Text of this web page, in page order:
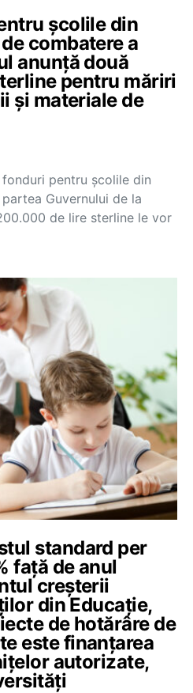
școlile din
combatere a
anunță două
pentru măriri
și materiale de
pentru școlile din
Guvernului de la
de lire sterline le vor
standard per
față de anul
creșterii
din Educație,
de hotărâre de
este finanțarea
autorizate,